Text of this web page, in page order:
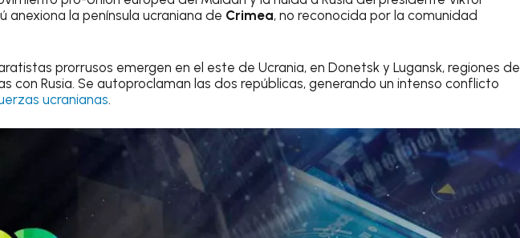
anexiona la península ucraniana de Crimea, no reconocida por la comunidad
prorrusos emergen en el este de Ucrania, en Donetsk y Lugansk, regiones del
con Rusia. Se autoproclaman las dos repúblicas, generando un intenso conflicto
ucranianas.